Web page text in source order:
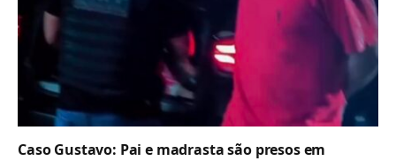
Caso Gustavo: Pai e madrasta são presos em